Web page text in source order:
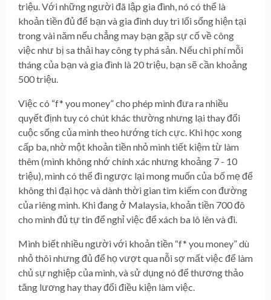
triệu. Với những người đã lập gia đình, nó có thể là
khoản tiền đủ để bạn và gia đình duy trì lối sống hiện tại
trong vài năm nếu chẳng may bạn gặp sự cố về công
việc như bị sa thải hay công ty phá sản. Nếu chi phí mỗi
tháng của bạn và gia đình là 20 triệu, bạn sẽ cần khoảng
500 triệu.
Việc có “f* you money” cho phép mình đưa ra nhiều
quyết định tuy có chút khác thường nhưng lại thay đổi
cuộc sống của mình theo hướng tích cực. Khi học xong
cấp ba, nhờ một khoản tiền nhỏ mình tiết kiệm từ làm
thêm (mình không nhớ chính xác nhưng khoảng 7 - 10
triệu), mình có thể đi ngược lại mong muốn của bố mẹ để
không thi đại học và dành thời gian tìm kiếm con đường
của riêng mình. Khi đang ở Malaysia, khoản tiền 700 đô
cho mình đủ tự tin để nghỉ việc để xách ba lô lên và đi.
Mình biết nhiều người với khoản tiền “f* you money” dù
nhỏ thôi nhưng đủ để họ vượt qua nỗi sợ mất việc để làm
chủ sự nghiệp của mình, và sử dụng nó để thương thảo
tăng lương hay thay đổi điều kiện làm việc.